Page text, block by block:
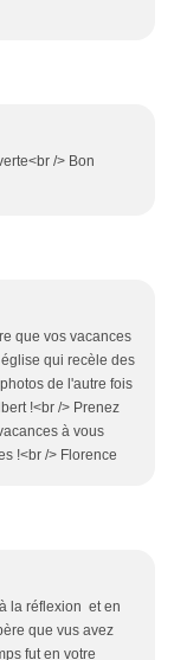
/> Bon
que vos vacances
qui recèle des
de l'autre fois
!<br /> Prenez
à vous
!<br /> Florence
la réflexion et en
que vus avez
fut en votre